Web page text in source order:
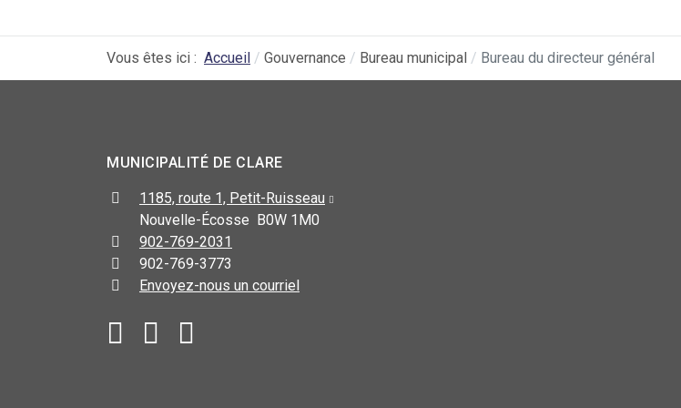
Vous êtes ici : Accueil Gouvernance Bureau municipal Bureau du directeur général
MUNICIPALITÉ DE CLARE
1185, route 1, Petit-Ruisseau
Nouvelle-Écosse B0W 1M0
902-769-2031
902-769-3773
Envoyez-nous un courriel